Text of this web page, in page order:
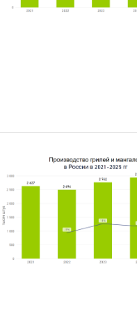
додекабря 2024
и алюмофосфатов
и
и объема
данных с
тренды,
отличаться от